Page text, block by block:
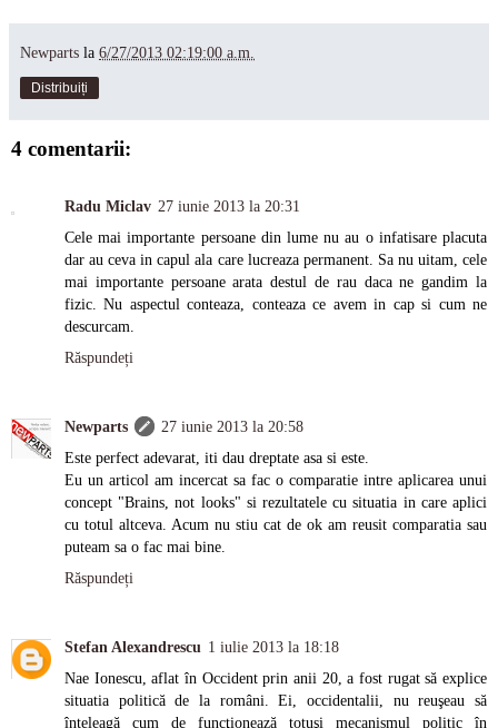
Newparts la 6/27/2013 02:19:00 a.m.
Distribuiți
4 comentarii:
Radu Miclav 27 iunie 2013 la 20:31
Cele mai importante persoane din lume nu au o infatisare placuta
dar au ceva in capul ala care lucreaza permanent. Sa nu uitam, cele
mai importante persoane arata destul de rau daca ne gandim la
fizic. Nu aspectul conteaza, conteaza ce avem in cap si cum ne
descurcam.
Răspundeți
Newparts
27 iunie 2013 la 20:58
Este perfect adevarat, iti dau dreptate asa si este.
Eu un articol am incercat sa fac o comparatie intre aplicarea unui
concept "Brains, not looks" si rezultatele cu situatia in care aplici
cu totul altceva. Acum nu stiu cat de ok am reusit comparatia sau
puteam sa o fac mai bine.
Răspundeți
Stefan Alexandrescu 1 iulie 2013 la 18:18
Nae Ionescu, aflat în Occident prin anii 20, a fost rugat să explice
situatia politică de la români. Ei, occidentalii, nu reuşeau să
înteleagă cum de funcţionează totuşi mecanismul politic în